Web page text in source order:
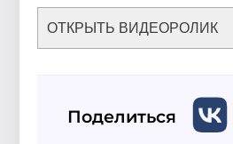
ОТКРЫТЬ ВИДЕОРОЛИК
Поделиться